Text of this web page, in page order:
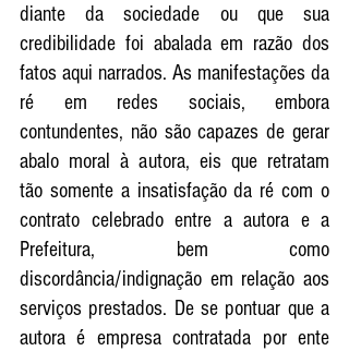
diante da sociedade ou que sua
credibilidade foi abalada em razão dos
fatos aqui narrados. As manifestações da
ré em redes sociais, embora
contundentes, não são capazes de gerar
abalo moral à autora, eis que retratam
tão somente a insatisfação da ré com o
contrato celebrado entre a autora e a
Prefeitura, bem como
discordância/indignação em relação aos
serviços prestados. De se pontuar que a
autora é empresa contratada por ente